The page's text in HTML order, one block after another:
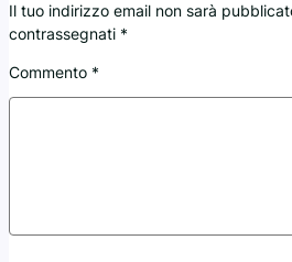
Il tuo indirizzo email non sarà
contrassegnati *
Commento *